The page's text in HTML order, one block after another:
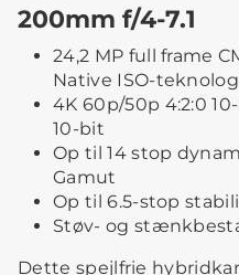
200mm f/4-7.1
24,2 MP full frame
Native ISO-
4K 60p/50p 4:2:0
10-bit
Op til 14 stop
Gamut
Op til 6.5-stop
Støv- og
Dette spejlfrie